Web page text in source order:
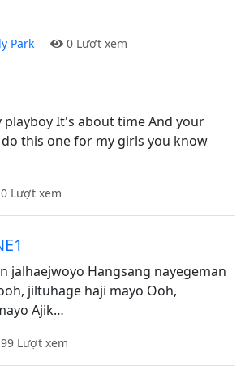
Park 0 Lượt xem
playboy It's about time And your
this one for my girls you know
0 Lượt xem
jalhaejwoyo Hangsang nayegeman
jiltuhage haji mayo Ooh,
Ajik…
99 Lượt xem